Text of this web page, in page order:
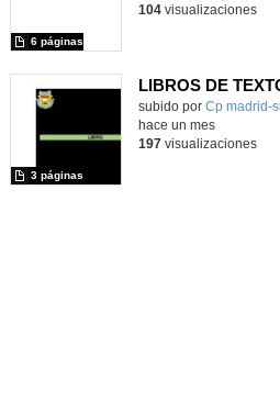
6 páginas
104visualizaciones
LIBROS DE
subido por Cp madrid-
3 páginas
hace un mes
197visualizaciones